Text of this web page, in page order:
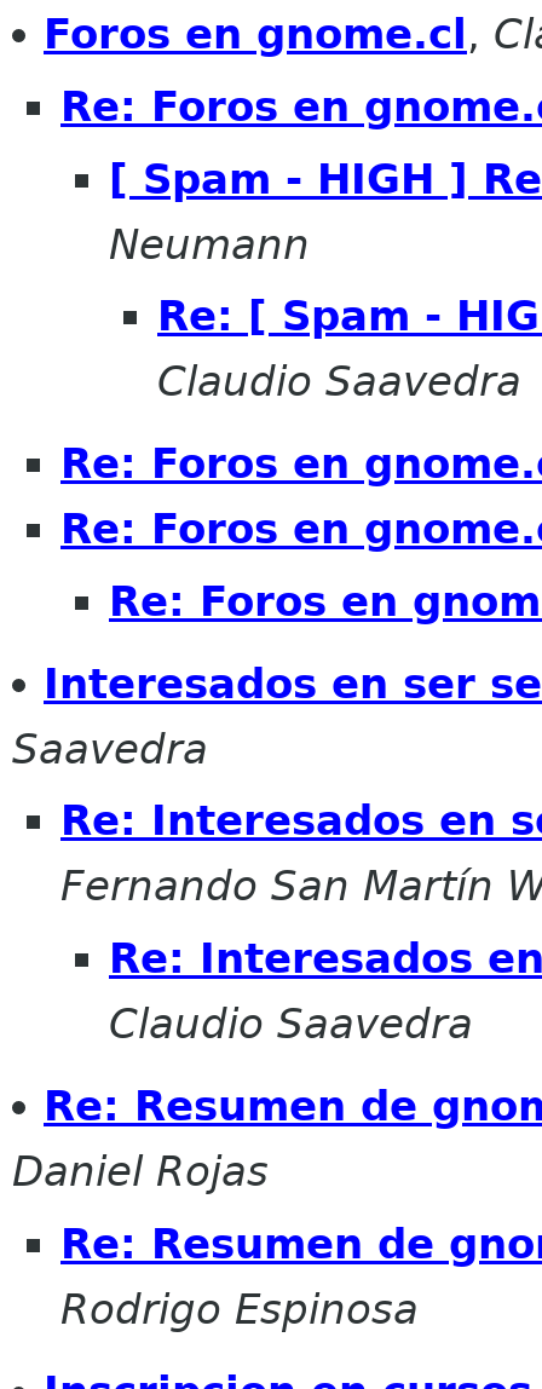
Foros en gnome.cl ,
Re: Foros en
[ Spam - HIGH ]
Neumann
Re: [ Spam -
Claudio Saavedra
Re: Foros en
Re: Foros en
Re: Foros en
Interesados en ser
Saavedra
Re: Interesados en
Fernando San Martín
Re: Interesados
Claudio Saavedra
Re: Resumen de
Daniel Rojas
Re: Resumen de
Rodrigo Espinosa